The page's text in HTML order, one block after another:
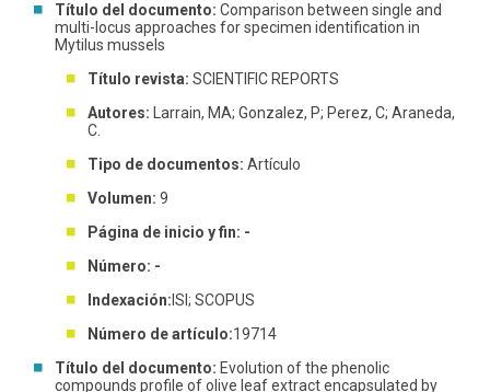
Título del documento: Comparison between single and
multi-locus approaches for specimen identification in
Mytilus mussels
Título revista: SCIENTIFIC REPORTS
Autores:
Larrain, MA; Gonzalez, P; Perez, C; Araneda,
C.
Tipo de documentos: Artículo
Volumen: 9
Página de inicio y fin: -
Número: -
Indexación: ISI; SCOPUS
Número de artículo:19714
Título del documento: Evolution of the phenolic
compounds profile of olive leaf extract encapsulated by